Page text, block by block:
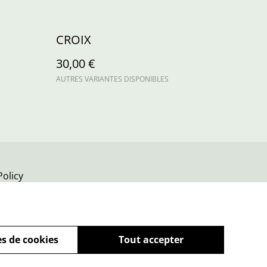
CROIX
30,00 €
AUTRES VARIANTES DISPONIBLES
Tout accepter
de cookies